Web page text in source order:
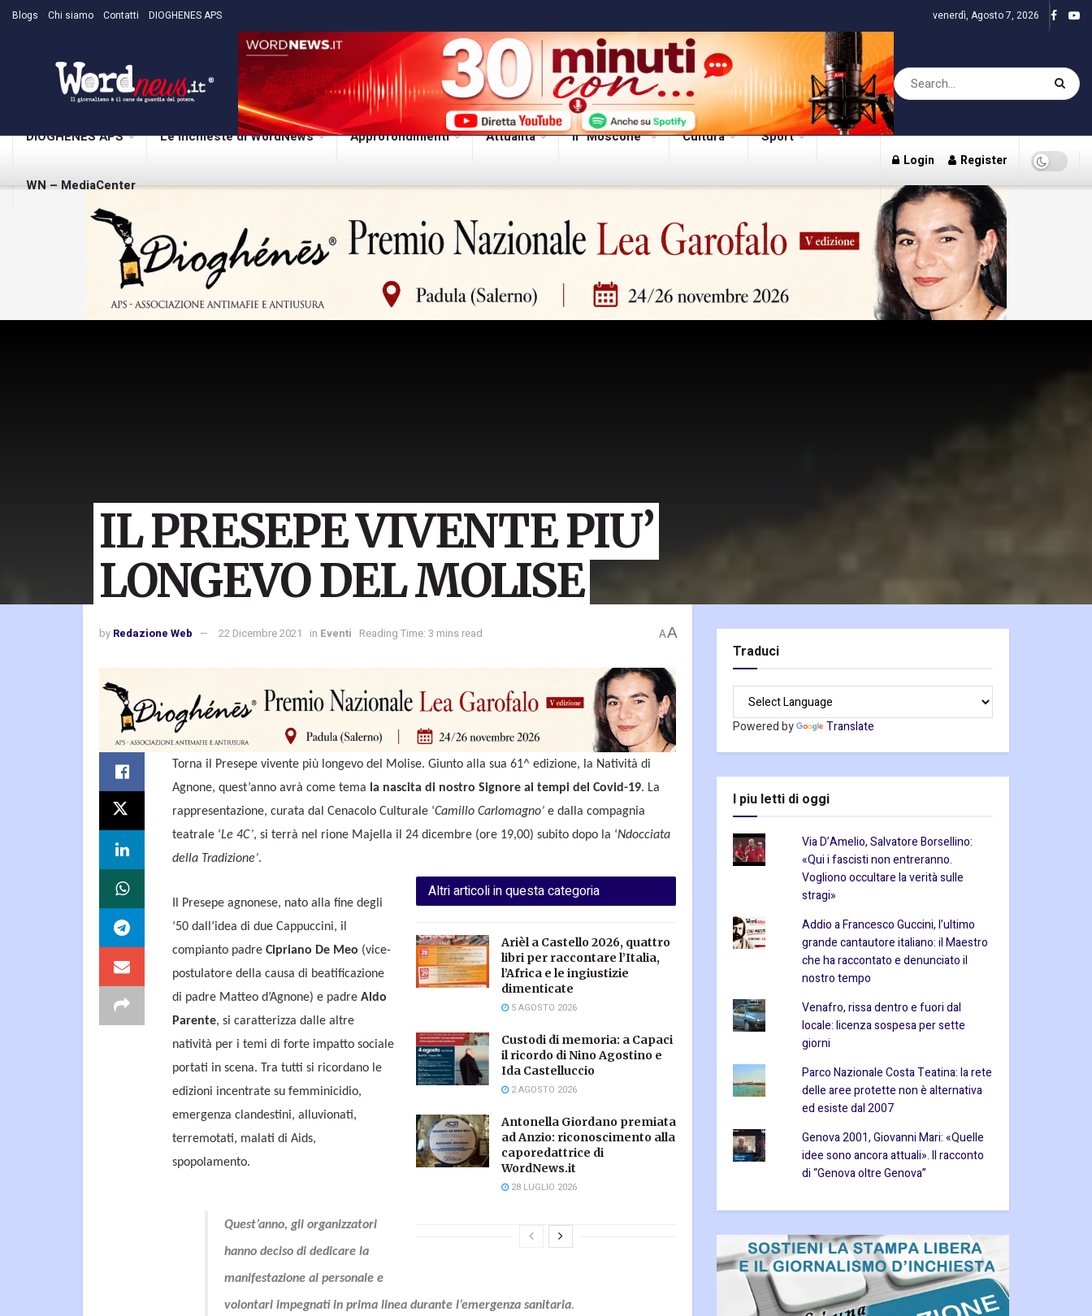
Blogs Chi siamo Contatti DIOGHENES APS venerdì, Agosto 7, 2026
DIOGHENES APS Le inchieste di WordNews Approfondimenti Attualità Il “Moscone” Cultura Sport
WN – MediaCenter
Login Register
IL PRESEPE VIVENTE PIU’
LONGEVO DEL MOLISE
by Redazione Web 22 Dicembre 2021 in Eventi Reading Time: 3 mins read AA
Torna il Presepe vivente più longevo del Molise. Giunto alla sua 61^ edizione, la Natività di
Agnone, quest’anno avrà come tema la nascita di nostro Signore ai tempi del Covid-19. La
rappresentazione, curata dal Cenacolo Culturale ‘Camillo Carlomagno’ e dalla compagnia
teatrale ‘Le 4C’, si terrà nel rione Majella il 24 dicembre (ore 19,00) subito dopo la ‘Ndocciata
della Tradizione’.
Altri articoli in questa categoria
Arièl a Castello 2026, quattro
libri per raccontare l’Italia,
l’Africa e le ingiustizie
dimenticate
5 AGOSTO 2026
Custodi di memoria: a Capaci
il ricordo di Nino Agostino e
Ida Castelluccio
2 AGOSTO 2026
Antonella Giordano premiata
ad Anzio: riconoscimento alla
caporedattrice di
WordNews.it
28 LUGLIO 2026
Il Presepe agnonese, nato alla fine degli
’50 dall’idea di due Cappuccini, il
compianto padre Cipriano De Meo (vice-
postulatore della causa di beatificazione
di padre Matteo d’Agnone) e padre Aldo
Parente, si caratterizza dalle altre
natività per i temi di forte impatto sociale
portati in scena. Tra tutti si ricordano le
edizioni incentrate su femminicidio,
emergenza clandestini, alluvionati,
terremotati, malati di Aids,
spopolamento.
Quest’anno, gli organizzatori
hanno deciso di dedicare la
manifestazione al personale e
volontari impegnati in prima linea durante l’emergenza sanitaria.
Traduci
Powered by Translate
I piu letti di oggi
Via D’Amelio, Salvatore Borsellino:
«Qui i fascisti non entreranno.
Vogliono occultare la verità sulle
stragi»
Addio a Francesco Guccini, l’ultimo
grande cantautore italiano: il Maestro
che ha raccontato e denunciato il
nostro tempo
Venafro, rissa dentro e fuori dal
locale: licenza sospesa per sette
giorni
Parco Nazionale Costa Teatina: la rete
delle aree protette non è alternativa
ed esiste dal 2007
Genova 2001, Giovanni Mari: «Quelle
idee sono ancora attuali». Il racconto
di “Genova oltre Genova”